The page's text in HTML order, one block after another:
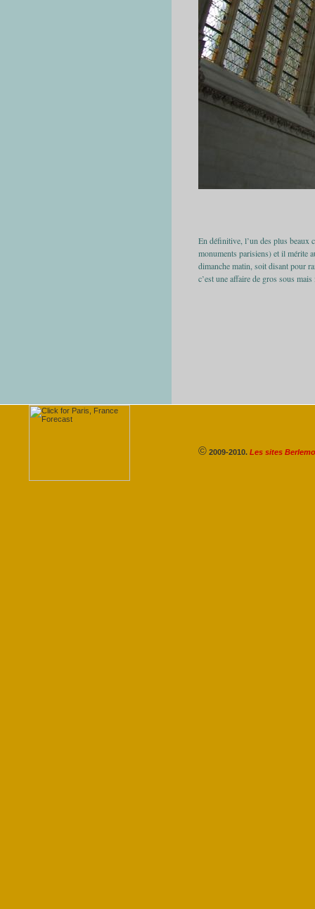
En définitive, l’un des plus beaux
monuments parisiens) et il mérite
dimanche matin, soit disant pour
c’est une affaire de gros sous
© 2009-2010. Les sites